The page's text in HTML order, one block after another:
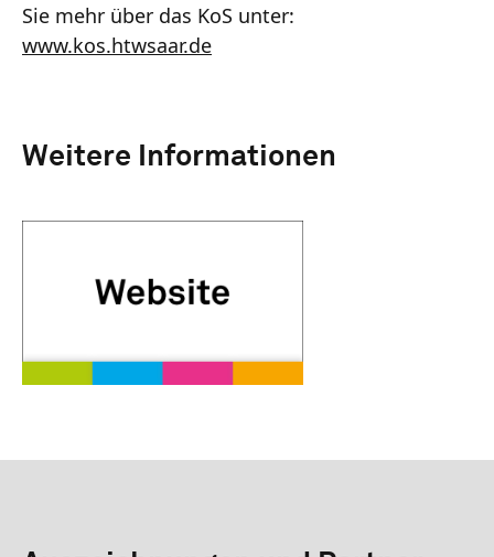
Sie mehr über das KoS unter:
www.kos.htwsaar.de
Weitere Informationen